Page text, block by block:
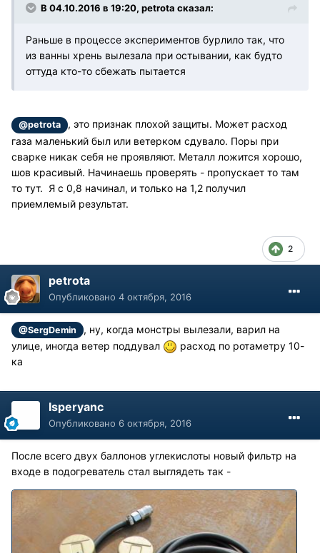
В 04.10.2016 в 19:20, petrota сказал:
Раньше в процессе экспериментов бурлило так, что
из ванны хрень вылезала при остывании, как будто
оттуда кто-то сбежать пытается
@petrota
, это признак плохой защиты. Может расход
газа маленький был или ветерком сдувало. Поры при
сварке никак себя не проявляют. Металл ложится хорошо,
шов красивый. Начинаешь проверять - пропускает то там
то тут. Я с 0,8 начинал, и только на 1,2 получил
приемлемый результат.
2
petrota
Опубликовано 4 октября, 2016
@SergDemin
, ну, когда монстры вылезали, варил на
улице, иногда ветер поддувал
расход по ротаметру 10-
ка
Isperyanc
Опубликовано 6 октября, 2016
После всего двух баллонов углекислоты новый фильтр на
входе в подогреватель стал выглядеть так -